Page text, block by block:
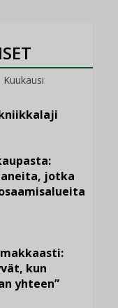
Kuukausi
jotka
kun
yhteen”